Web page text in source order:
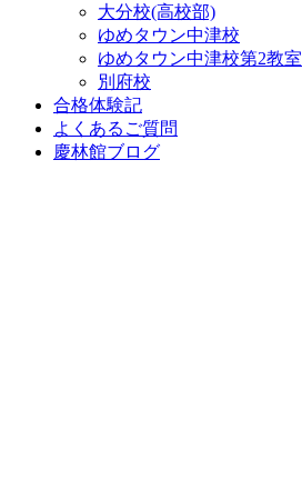
大分校(高校部)
ゆめタウン中津校
ゆめタウン中津校第2教室
別府校
合格体験記
よくあるご質問
慶林館ブログ